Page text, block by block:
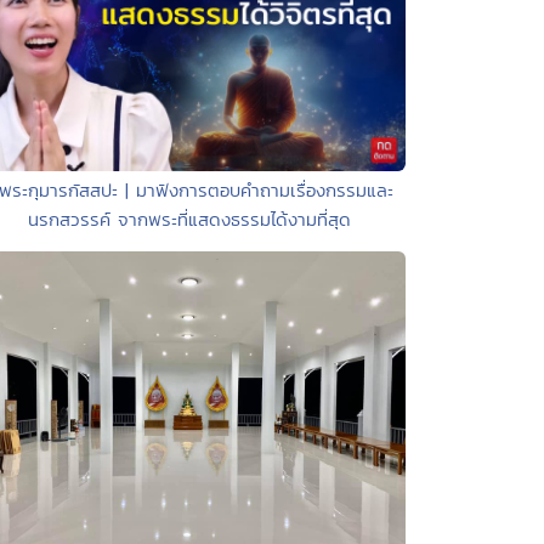
ระกุมารกัสสปะ | มาฟังการตอบคำถามเรื่องกรรมและ
นรกสวรรค์ จากพระที่แสดงธรรมได้งามที่สุด